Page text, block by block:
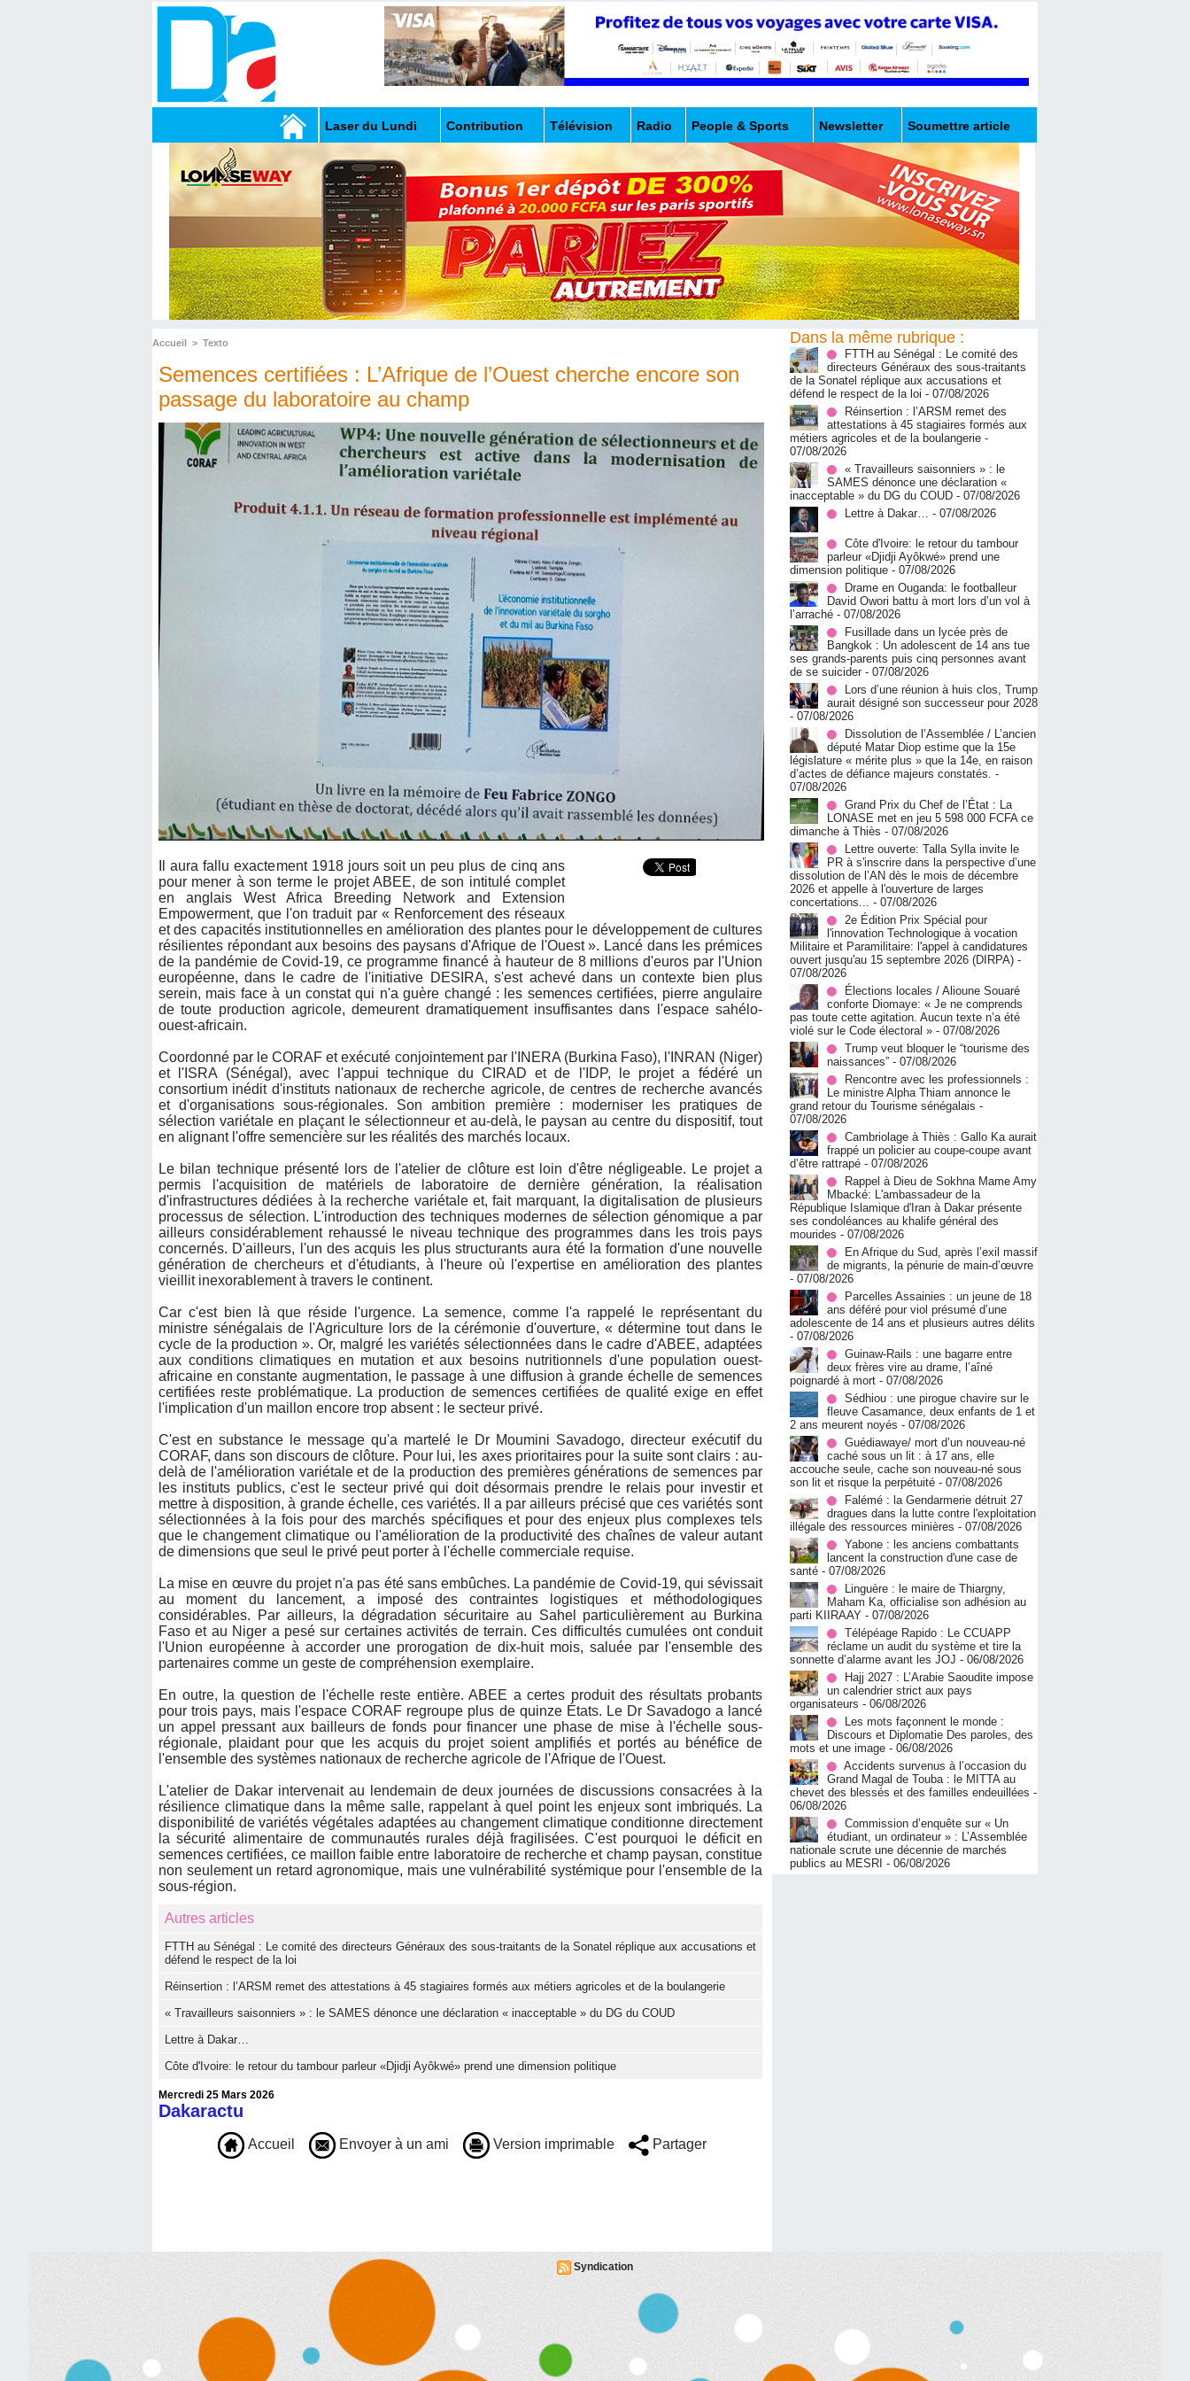
Laser du Lundi Contribution Télévision Radio People & Sports Newsletter Soumettre article
Accueil > Texto
Semences certifiées : L’Afrique de l’Ouest cherche encore son
passage du laboratoire au champ
Il aura fallu exactement 1918 jours soit un peu plus de cinq ans
pour mener à son terme le projet ABEE, de son intitulé complet
en anglais West Africa Breeding Network and Extension
Empowerment, que l'on traduit par « Renforcement des réseaux
et des capacités institutionnelles en amélioration des plantes pour le développement de cultures
résilientes répondant aux besoins des paysans d'Afrique de l'Ouest ». Lancé dans les prémices
de la pandémie de Covid-19, ce programme financé à hauteur de 8 millions d'euros par l'Union
européenne, dans le cadre de l'initiative DESIRA, s'est achevé dans un contexte bien plus
serein, mais face à un constat qui n'a guère changé : les semences certifiées, pierre angulaire
de toute production agricole, demeurent dramatiquement insuffisantes dans l'espace sahélo-
ouest-africain.
Coordonné par le CORAF et exécuté conjointement par l'INERA (Burkina Faso), l'INRAN (Niger)
et l'ISRA (Sénégal), avec l'appui technique du CIRAD et de l'IDP, le projet a fédéré un
consortium inédit d'instituts nationaux de recherche agricole, de centres de recherche avancés
et d'organisations sous-régionales. Son ambition première : moderniser les pratiques de
sélection variétale en plaçant le sélectionneur et au-delà, le paysan au centre du dispositif, tout
en alignant l'offre semencière sur les réalités des marchés locaux.
Le bilan technique présenté lors de l'atelier de clôture est loin d'être négligeable. Le projet a
permis l'acquisition de matériels de laboratoire de dernière génération, la réalisation
d'infrastructures dédiées à la recherche variétale et, fait marquant, la digitalisation de plusieurs
processus de sélection. L'introduction des techniques modernes de sélection génomique a par
ailleurs considérablement rehaussé le niveau technique des programmes dans les trois pays
concernés. D'ailleurs, l'un des acquis les plus structurants aura été la formation d'une nouvelle
génération de chercheurs et d'étudiants, à l'heure où l'expertise en amélioration des plantes
vieillit inexorablement à travers le continent.
Car c'est bien là que réside l'urgence. La semence, comme l'a rappelé le représentant du
ministre sénégalais de l'Agriculture lors de la cérémonie d'ouverture, « détermine tout dans le
cycle de la production ». Or, malgré les variétés sélectionnées dans le cadre d'ABEE, adaptées
aux conditions climatiques en mutation et aux besoins nutritionnels d'une population ouest-
africaine en constante augmentation, le passage à une diffusion à grande échelle de semences
certifiées reste problématique. La production de semences certifiées de qualité exige en effet
l'implication d'un maillon encore trop absent : le secteur privé.
C'est en substance le message qu'a martelé le Dr Moumini Savadogo, directeur exécutif du
CORAF, dans son discours de clôture. Pour lui, les axes prioritaires pour la suite sont clairs : au-
delà de l'amélioration variétale et de la production des premières générations de semences par
les instituts publics, c'est le secteur privé qui doit désormais prendre le relais pour investir et
mettre à disposition, à grande échelle, ces variétés. Il a par ailleurs précisé que ces variétés sont
sélectionnées à la fois pour des marchés spécifiques et pour des enjeux plus complexes tels
que le changement climatique ou l'amélioration de la productivité des chaînes de valeur autant
de dimensions que seul le privé peut porter à l'échelle commerciale requise.
La mise en œuvre du projet n'a pas été sans embûches. La pandémie de Covid-19, qui sévissait
au moment du lancement, a imposé des contraintes logistiques et méthodologiques
considérables. Par ailleurs, la dégradation sécuritaire au Sahel particulièrement au Burkina
Faso et au Niger a pesé sur certaines activités de terrain. Ces difficultés cumulées ont conduit
l'Union européenne à accorder une prorogation de dix-huit mois, saluée par l'ensemble des
partenaires comme un geste de compréhension exemplaire.
En outre, la question de l'échelle reste entière. ABEE a certes produit des résultats probants
pour trois pays, mais l'espace CORAF regroupe plus de quinze États. Le Dr Savadogo a lancé
un appel pressant aux bailleurs de fonds pour financer une phase de mise à l'échelle sous-
régionale, plaidant pour que les acquis du projet soient amplifiés et portés au bénéfice de
l'ensemble des systèmes nationaux de recherche agricole de l'Afrique de l'Ouest.
L'atelier de Dakar intervenait au lendemain de deux journées de discussions consacrées à la
résilience climatique dans la même salle, rappelant à quel point les enjeux sont imbriqués. La
disponibilité de variétés végétales adaptées au changement climatique conditionne directement
la sécurité alimentaire de communautés rurales déjà fragilisées. C'est pourquoi le déficit en
semences certifiées, ce maillon faible entre laboratoire de recherche et champ paysan, constitue
non seulement un retard agronomique, mais une vulnérabilité systémique pour l'ensemble de la
sous-région.
Autres articles
FTTH au Sénégal : Le comité des directeurs Généraux des sous-traitants de la Sonatel réplique aux accusations et
défend le respect de la loi
Réinsertion : l’ARSM remet des attestations à 45 stagiaires formés aux métiers agricoles et de la boulangerie
« Travailleurs saisonniers » : le SAMES dénonce une déclaration « inacceptable » du DG du COUD
Lettre à Dakar…
Côte d'Ivoire: le retour du tambour parleur «Djidji Ayôkwé» prend une dimension politique
Mercredi 25 Mars 2026
Dakaractu
Accueil Envoyer à un ami Version imprimable Partager
Dans la même rubrique :
FTTH au Sénégal : Le comité des
directeurs Généraux des sous-traitants
de la Sonatel réplique aux accusations et
défend le respect de la loi - 07/08/2026
Réinsertion : l’ARSM remet des
attestations à 45 stagiaires formés aux
métiers agricoles et de la boulangerie -
07/08/2026
« Travailleurs saisonniers » : le
SAMES dénonce une déclaration «
inacceptable » du DG du COUD - 07/08/2026
Lettre à Dakar… - 07/08/2026
Côte d'Ivoire: le retour du tambour
parleur «Djidji Ayôkwé» prend une
dimension politique - 07/08/2026
Drame en Ouganda: le footballeur
David Owori battu à mort lors d’un vol à
l’arraché - 07/08/2026
Fusillade dans un lycée près de
Bangkok : Un adolescent de 14 ans tue
ses grands-parents puis cinq personnes avant
de se suicider - 07/08/2026
Lors d’une réunion à huis clos, Trump
aurait désigné son successeur pour 2028
- 07/08/2026
Dissolution de l’Assemblée / L’ancien
député Matar Diop estime que la 15e
législature « mérite plus » que la 14e, en raison
d’actes de défiance majeurs constatés. -
07/08/2026
Grand Prix du Chef de l’État : La
LONASE met en jeu 5 598 000 FCFA ce
dimanche à Thiès - 07/08/2026
Lettre ouverte: Talla Sylla invite le
PR à s'inscrire dans la perspective d’une
dissolution de l’AN dès le mois de décembre
2026 et appelle à l'ouverture de larges
concertations... - 07/08/2026
2e Édition Prix Spécial pour
l'innovation Technologique à vocation
Militaire et Paramilitaire: l'appel à candidatures
ouvert jusqu'au 15 septembre 2026 (DIRPA) -
07/08/2026
Élections locales / Alioune Souaré
conforte Diomaye: « Je ne comprends
pas toute cette agitation. Aucun texte n’a été
violé sur le Code électoral » - 07/08/2026
Trump veut bloquer le “tourisme des
naissances” - 07/08/2026
Rencontre avec les professionnels :
Le ministre Alpha Thiam annonce le
grand retour du Tourisme sénégalais -
07/08/2026
Cambriolage à Thiès : Gallo Ka aurait
frappé un policier au coupe-coupe avant
d’être rattrapé - 07/08/2026
Rappel à Dieu de Sokhna Mame Amy
Mbacké: L'ambassadeur de la
République Islamique d'Iran à Dakar présente
ses condoléances au khalife général des
mourides - 07/08/2026
En Afrique du Sud, après l’exil massif
de migrants, la pénurie de main-d’œuvre
- 07/08/2026
Parcelles Assainies : un jeune de 18
ans déféré pour viol présumé d’une
adolescente de 14 ans et plusieurs autres délits
- 07/08/2026
Guinaw-Rails : une bagarre entre
deux frères vire au drame, l’aîné
poignardé à mort - 07/08/2026
Sédhiou : une pirogue chavire sur le
fleuve Casamance, deux enfants de 1 et
2 ans meurent noyés - 07/08/2026
Guédiawaye/ mort d’un nouveau-né
caché sous un lit : à 17 ans, elle
accouche seule, cache son nouveau-né sous
son lit et risque la perpétuité - 07/08/2026
Falémé : la Gendarmerie détruit 27
dragues dans la lutte contre l'exploitation
illégale des ressources minières - 07/08/2026
Yabone : les anciens combattants
lancent la construction d'une case de
santé - 07/08/2026
Linguère : le maire de Thiargny,
Maham Ka, officialise son adhésion au
parti KIIRAAY - 07/08/2026
Télépéage Rapido : Le CCUAPP
réclame un audit du système et tire la
sonnette d’alarme avant les JOJ - 06/08/2026
Hajj 2027 : L’Arabie Saoudite impose
un calendrier strict aux pays
organisateurs - 06/08/2026
Les mots façonnent le monde :
Discours et Diplomatie Des paroles, des
mots et une image - 06/08/2026
Accidents survenus à l’occasion du
Grand Magal de Touba : le MITTA au
chevet des blessés et des familles endeuillées -
06/08/2026
Commission d’enquête sur « Un
étudiant, un ordinateur » : L’Assemblée
nationale scrute une décennie de marchés
publics au MESRI - 06/08/2026
Syndication